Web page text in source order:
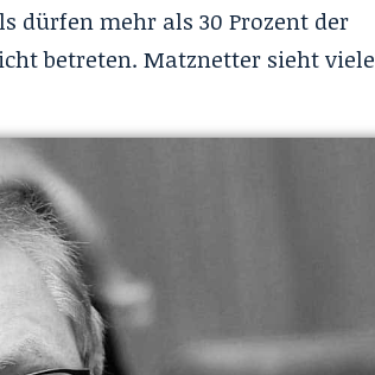
dürfen mehr als 30 Prozent der
betreten. Matznetter sieht viele